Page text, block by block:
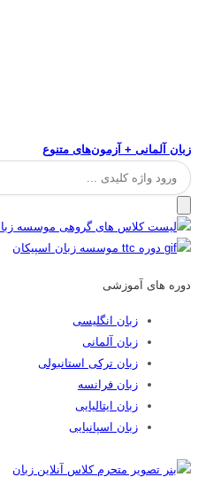
زبان آلمانی + آزمون‌های متنوع
جستجو
برای:
دوره های آموزشی
زبان انگلیسی
زبان آلمانی
زبان ترکی استانبولی
زبان فرانسه
زبان ایتالیایی
زبان اسپانیایی